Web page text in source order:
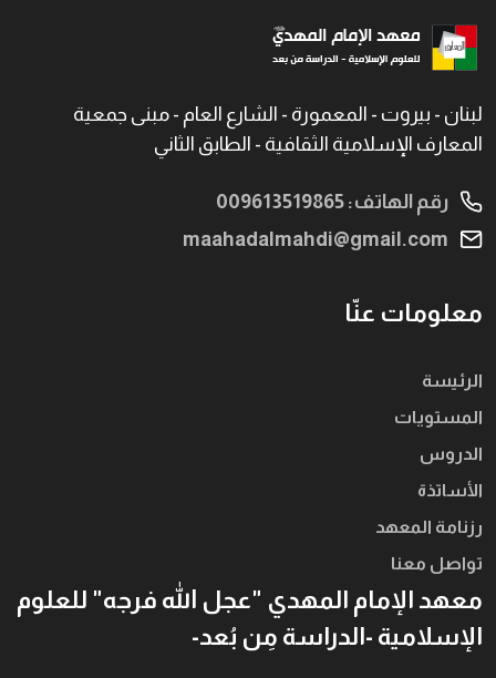
لبنان - بيروت - المعمورة - الشارع العام - مبنى جمعية
المعارف الإسلامية الثقافية - الطابق الثاني
رقم الهاتف: 009613519865
maahadalmahdi@gmail.com
معلومات عنّا
الرئيسة
المستويات
الدروس
الأساتذة
رزنامة المعهد
تواصل معنا
معهد الإمام المهدي "عجل الله فرجه" للعلوم
الإسلامية -الدراسة مِن بُعد-